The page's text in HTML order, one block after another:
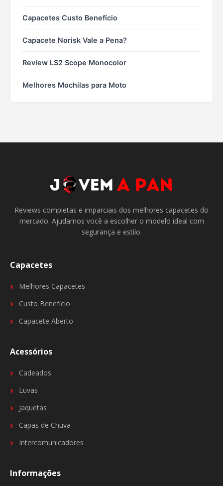
Capacetes Custo Benefício
Capacete Norisk Vale a Pena?
Review LS2 Scope Monocolor
Melhores Mochilas para Moto
Reviews completas e imparciais dos melhores capacetes do
mercado. Ajudamos você a escolher o modelo ideal com
segurança e estilo.
Capacetes
Melhores Capacetes
Custo Benefício
Capacete Aberto
Acessórios
Cadeados
Luvas
Jaquetas
Capas de Chuva
Intercomunicadores
Informações